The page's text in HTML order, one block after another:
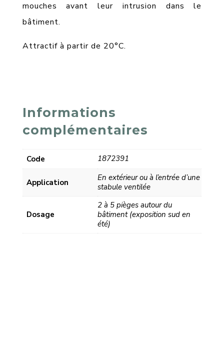
mouches avant leur intrusion dans le
bâtiment.
Attractif à partir de 20°C.
Informations
complémentaires
Code 1872391
Application
En extérieur ou à l’entrée d’une
stabule ventilée
Dosage
2 à 5 pièges autour du
bâtiment (exposition sud en
été)